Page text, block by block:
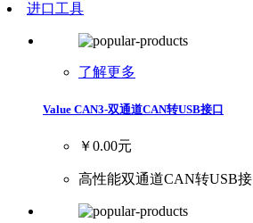
进口工具
了解更多
Value CAN3-双通道CAN转USB接口
￥0.00元
高性能双通道CAN转USB